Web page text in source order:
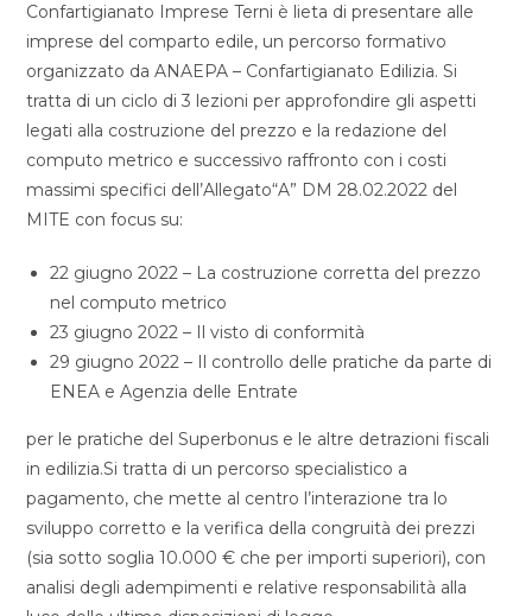
Confartigianato Imprese Terni è lieta di presentare alle
imprese del comparto edile, un percorso formativo
organizzato da ANAEPA – Confartigianato Edilizia. Si
tratta di un ciclo di 3 lezioni per approfondire gli aspetti
legati alla costruzione del prezzo e la redazione del
computo metrico e successivo raffronto con i costi
massimi specifici dell’Allegato“A” DM 28.02.2022 del
MITE con focus su:
22 giugno 2022 – La costruzione corretta del prezzo
nel computo metrico
23 giugno 2022 – Il visto di conformità
29 giugno 2022 – Il controllo delle pratiche da parte di
ENEA e Agenzia delle Entrate
​per le pratiche del Superbonus e le altre detrazioni fiscali
in edilizia.Si tratta di un percorso specialistico a
pagamento, che mette al centro l’interazione tra lo
sviluppo corretto e la verifica della congruità dei prezzi
(sia sotto soglia 10.000 € che per importi superiori), con
analisi degli adempimenti e relative responsabilità alla